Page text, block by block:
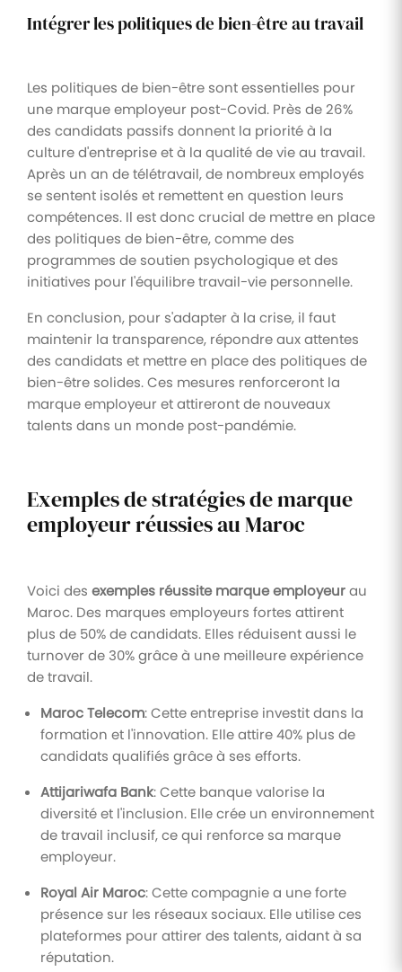
Intégrer les politiques de bien-être au travail
Les politiques de bien-être sont essentielles pour
une marque employeur post-Covid. Près de 26%
des candidats passifs donnent la priorité à la
culture d'entreprise et à la qualité de vie au travail.
Après un an de télétravail, de nombreux employés
se sentent isolés et remettent en question leurs
compétences. Il est donc crucial de mettre en place
des politiques de bien-être, comme des
programmes de soutien psychologique et des
initiatives pour l'équilibre travail-vie personnelle.
En conclusion, pour s'adapter à la crise, il faut
maintenir la transparence, répondre aux attentes
des candidats et mettre en place des politiques de
bien-être solides. Ces mesures renforceront la
marque employeur et attireront de nouveaux
talents dans un monde post-pandémie.
Exemples de stratégies de marque
employeur réussies au Maroc
Voici des exemples réussite marque employeurau
Maroc. Des marques employeurs fortes attirent
plus de 50% de candidats. Elles réduisent aussi le
turnover de 30% grâce à une meilleure expérience
de travail.
Maroc Telecom: Cette entreprise investit dans la
formation et l'innovation. Elle attire 40% plus de
candidats qualifiés grâce à ses efforts.
Attijariwafa Bank: Cette banque valorise la
diversité et l'inclusion. Elle crée un environnement
de travail inclusif, ce qui renforce sa marque
employeur.
Royal Air Maroc: Cette compagnie a une forte
présence sur les réseaux sociaux. Elle utilise ces
plateformes pour attirer des talents, aidant à sa
réputation.